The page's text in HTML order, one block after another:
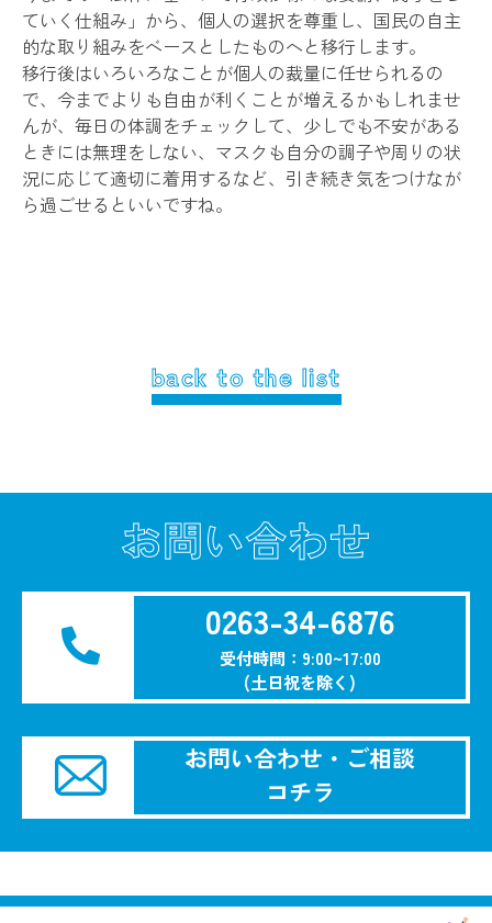
ていく仕組み」から、個人の選択を尊重し、国民の自主
的な取り組みをベースとしたものへと移行します。
移行後はいろいろなことが個人の裁量に任せられるの
で、今までよりも自由が利くことが増えるかもしれませ
んが、毎日の体調をチェックして、少しでも不安がある
ときには無理をしない、マスクも自分の調子や周りの状
況に応じて適切に着用するなど、引き続き気をつけなが
ら過ごせるといいですね。
back to the list
お問い合わせ
0263-34-6876
受付時間：9:00~17:00
(土日祝を除く)
お問い合わせ・ご相談
コチラ